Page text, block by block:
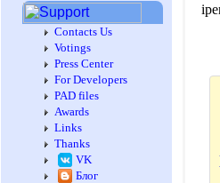
Contacts Us
Votings
Press Center
For Developers
PAD files
Awards
Links
Thanks
VK
Блог